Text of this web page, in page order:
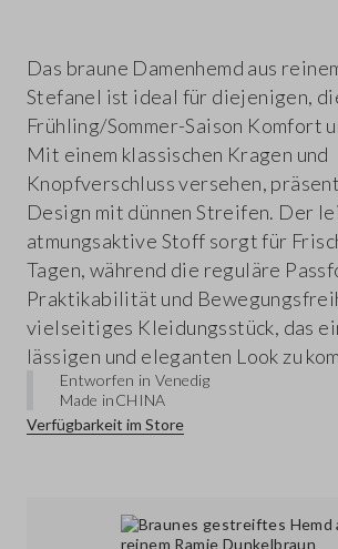
Das braune Damenhemd aus
Stefanel ist ideal für diejenigen,
Frühling/Sommer-Saison Komfort
Mit einem klassischen Kragen und
Knopfverschluss versehen,
Design mit dünnen Streifen. Der
atmungsaktive Stoff sorgt für
Tagen, während die reguläre
Praktikabilität und
vielseitiges Kleidungsstück, das
lässigen und eleganten Look zu
Entworfen in Venedig
Made inCHINA
Verfügbarkeit im Store